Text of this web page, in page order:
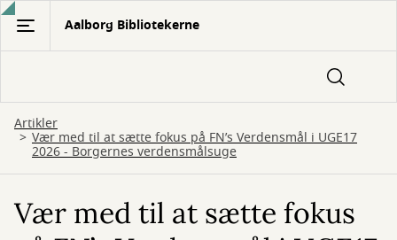
Gå
hovedindhold
Aalborg Bibliotekerne
Artikler
Vær med til at sætte fokus på FN’s Verdensmål i UGE17
2026 - Borgernes verdensmålsuge
Vær med til at sætte fokus